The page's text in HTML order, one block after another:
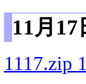
11月
1117.zip